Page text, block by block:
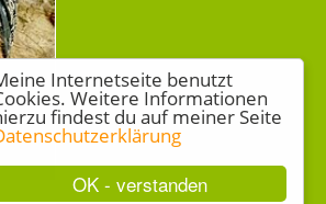
OK - verstanden
Internetseite benutzt
Weitere Informationen
findest du auf meiner Seite